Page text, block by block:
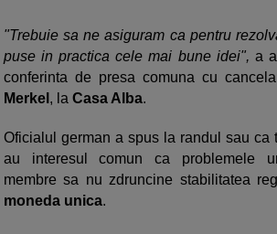
"Trebuie sa ne asiguram ca pentru
puse in practica cele mai bune idei", a
conferinta de presa comuna cu
Merkel , la Casa Alba.
Oficialul german a spus la randul sau ca
au interesul comun ca problemele
membre sa nu zdruncine stabilitatea
moneda unica.